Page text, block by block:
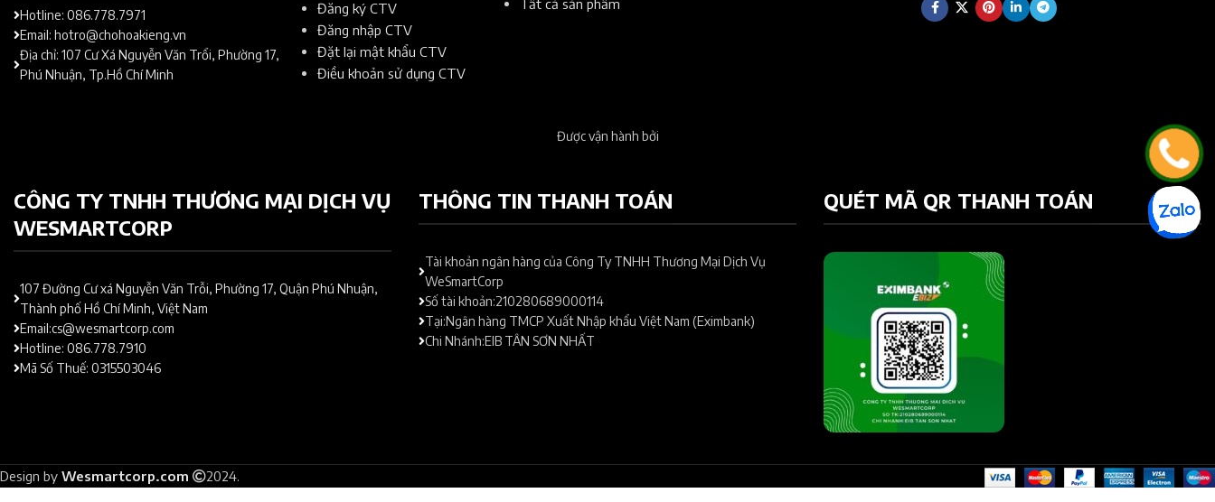
Hotline: 086.778.7971
Email: hotro@chohoakieng.vn
Địa chỉ: 107 Cư Xá Nguyễn Văn Trổi, Phường 17,
Phú Nhuận, Tp.Hồ Chí Minh
Đăng ký CTV
Đăng nhập CTV
Đặt lại mật khẩu CTV
Điều khoản sử dụng CTV
Tất cả sản phẩm
Được vận hành bởi
CÔNG TY TNHH THƯƠNG MẠI DỊCH VỤ
WESMARTCORP
107 Đường Cư xá Nguyễn Văn Trỗi, Phường 17, Quận Phú Nhuận,
Thành phố Hồ Chí Minh, Việt Nam
Email:cs@wesmartcorp.com
Hotline: 086.778.7910
Mã Số Thuế: 0315503046
THÔNG TIN THANH TOÁN
Tài khoản ngân hàng của Công Ty TNHH Thương Mại Dịch Vụ
WeSmartCorp
Số tài khoản:210280689000114
Tại:Ngân hàng TMCP Xuất Nhập khẩu Việt Nam (Eximbank)
Chi Nhánh:EIB TÂN SƠN NHẤT
QUÉT MÃ QR THANH TOÁN
Design by Wesmartcorp.com 2024.